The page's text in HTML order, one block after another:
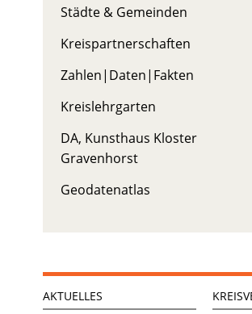
Städte & Gemeinden
Kreispartnerschaften
Zahlen|Daten|Fakten
Kreislehrgarten
DA, Kunsthaus Kloster
Gravenhorst
Geodatenatlas
AKTUELLES